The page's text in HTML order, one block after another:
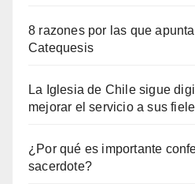
8 razones por las que
Catequesis
La Iglesia de Chile sigue
mejorar el servicio a sus
¿Por qué es importante
sacerdote?